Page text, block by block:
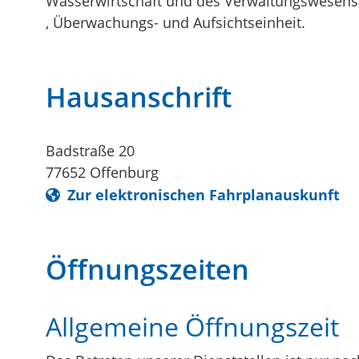
, Überwachungs- und Aufsichtseinheit.
Hausanschrift
Badstraße 20
77652 Offenburg
Zur elektronischen Fahrplanauskunft
Öffnungszeiten
Allgemeine Öffnungszeit